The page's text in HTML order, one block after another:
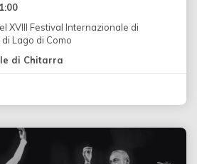
XVIII Festival Internazionale di
Lago di Como
di Chitarra